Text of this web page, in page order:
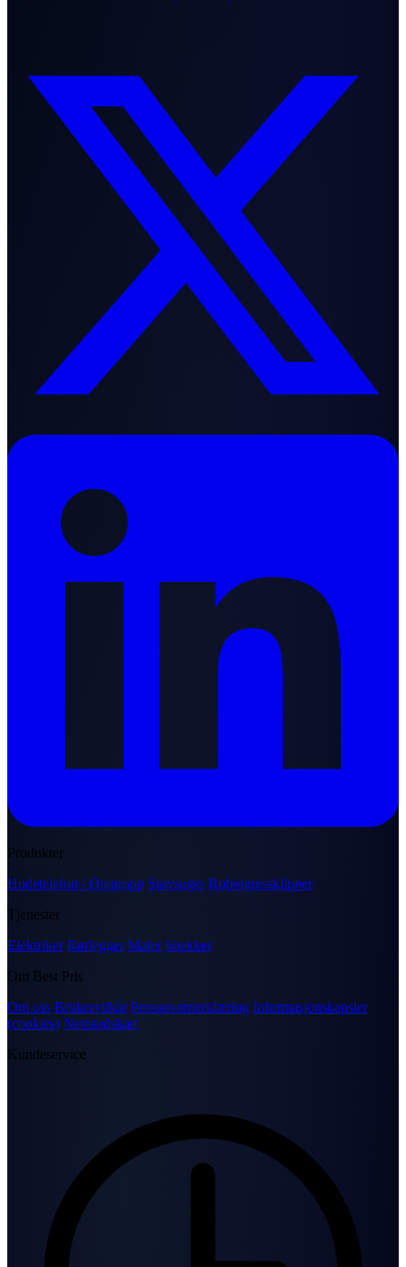
Produkter
Hodetelefon / Ørepropp Støvsuger Robotgressklipper
Tjenester
Elektriker Rørlegger Maler Snekker
Om Best Pris
Om oss Brukervilkår Personvernerklæring Informasjonskapsler
(cookies) Nettstedskart
Kundeservice